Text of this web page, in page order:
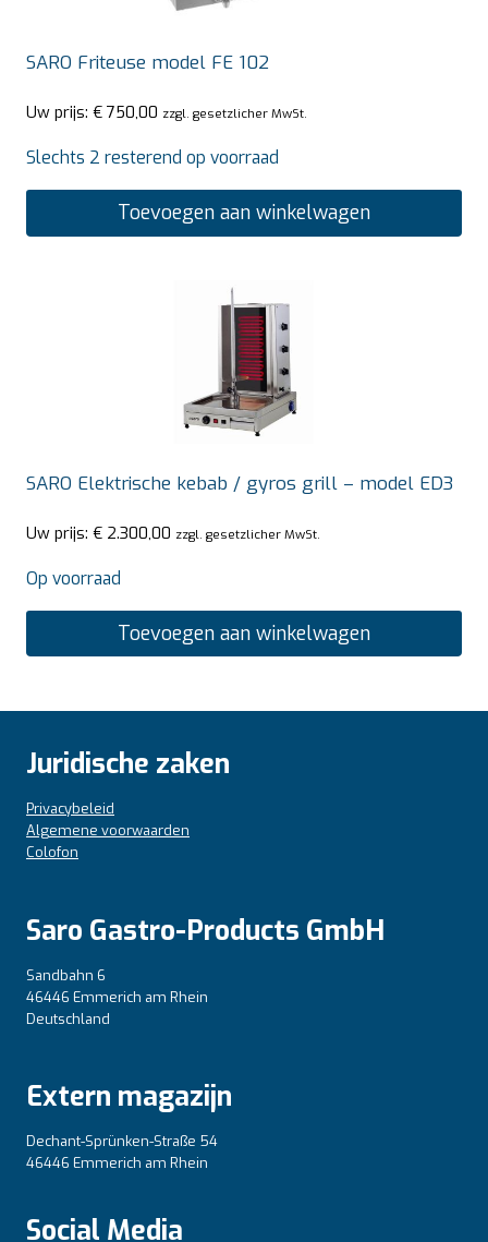
SARO Friteuse model FE 102
Uw prijs: € 750,00 zzgl. gesetzlicher MwSt.
Slechts 2 resterend op voorraad
Toevoegen aan winkelwagen
SARO Elektrische kebab / gyros grill – model ED3
Uw prijs: € 2.300,00 zzgl. gesetzlicher MwSt.
Op voorraad
Toevoegen aan winkelwagen
Juridische zaken
Privacybeleid
Algemene voorwaarden
Colofon
Saro Gastro-Products GmbH
Sandbahn 6
46446 Emmerich am Rhein
Deutschland
Extern magazijn
Dechant-Sprünken-Straße 54
46446 Emmerich am Rhein
Social Media